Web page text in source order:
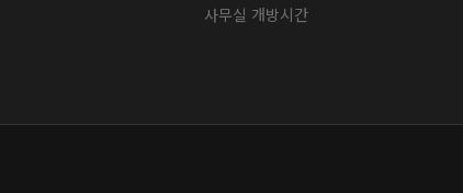
사무실 개방시간